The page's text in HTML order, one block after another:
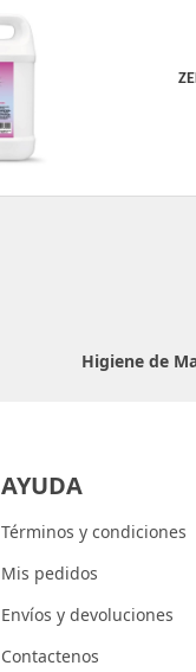
Higiene de
AYUDA
Términos y condiciones
Mis pedidos
Envíos y devoluciones
Contactenos